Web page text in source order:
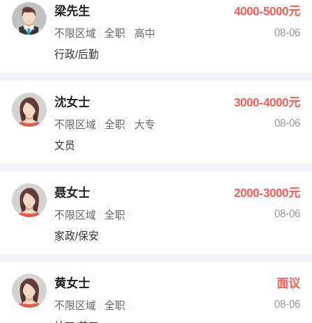
梁先生 4000-5000元
不限区域 全职 高中
08-06
行政/后勤
沈女士 3000-4000元
不限区域 全职 大专
08-06
文员
聂女士 2000-3000元
不限区域 全职
08-06
家政/保安
黄女士 面议
不限区域 全职
08-06